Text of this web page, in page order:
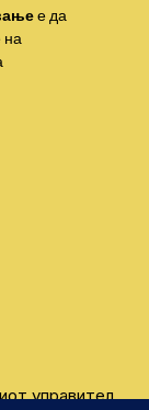
е да
на
управител